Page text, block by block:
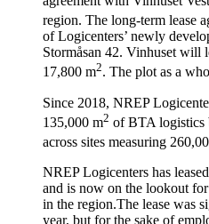
region. The long-term lease
of Logicenters’ newly
Stormåsan 42. Vinhuset will
17,800 m2. The plot as a
Since 2018, NREP
135,000 m2 of BTA logistics
across sites measuring
NREP Logicenters has
and is now on the lookout
in the region.The lease was
year, but for the sake of